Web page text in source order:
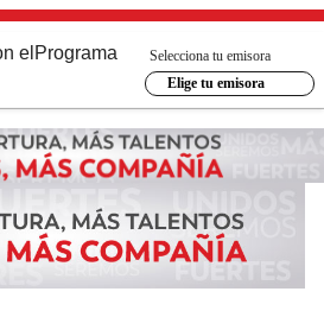
el Programa
Selecciona tu emisora
Elige tu emisora